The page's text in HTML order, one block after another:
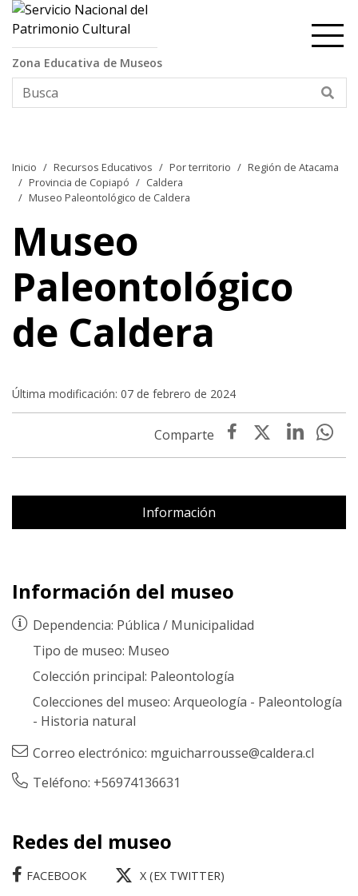
Contenido principal
Zona Educativa de Museos
Inicio Recursos Educativos Por territorio
Región de Atacama
Provincia de Copiapó
Caldera
Museo Paleontológico de Caldera
Museo
Paleontológico
de Caldera
Última modificación: 07 de febrero de 2024
Información
Información del museo
Dependencia: Pública / Municipalidad
Tipo de museo: Museo
Colección principal: Paleontología
Colecciones del museo: Arqueología - Paleontología
- Historia natural
Correo electrónico: mguicharrousse@caldera.cl
Teléfono: +56974136631
Redes del museo
FACEBOOK X (EX TWITTER)